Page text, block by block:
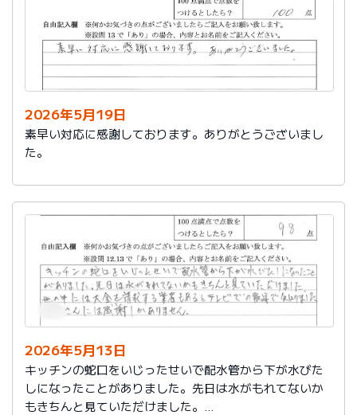
2026年5月19日
素早い対応に感謝しております。ありがとうございまし
た。
2026年5月13日
キッチンの蛇口をいじったせいで配水管から下が水びた
しになったことがありました。先日は水がもれてないか
もきちんと見ていただけました。